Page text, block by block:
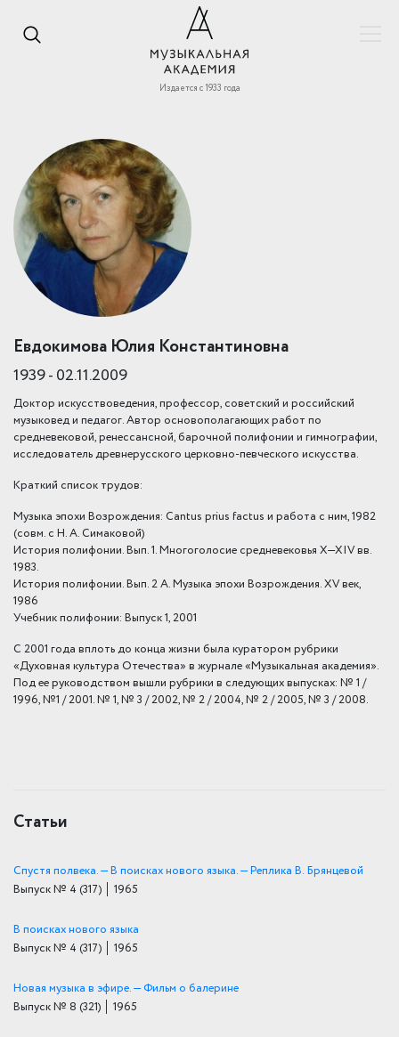
Издается с 1933 года
Евдокимова Юлия Константиновна
1939-02.11.2009
Доктор искусствоведения, профессор, советский и российский
музыковед и педагог. Автор основополагающих работ по
средневековой, ренессансной, барочной полифонии и гимнографии,
исследователь древнерусского церковно-певческого искусства.
Краткий список трудов:
Музыка эпохи Возрождения: Cantus prius factus и работа с ним, 1982
(совм. с Н. А. Симаковой)
История полифонии. Вып. 1. Многоголосие средневековья X—XIV вв.
1983.
История полифонии. Вып. 2 А. Музыка эпохи Возрождения. XV век,
1986
Учебник полифонии: Выпуск 1, 2001
С 2001 года вплоть до конца жизни была куратором рубрики
«Духовная культура Отечества» в журнале «Музыкальная академия».
Под ее руководством вышли рубрики в следующих выпусках: № 1 /
1996, №1 / 2001. № 1, № 3 / 2002, № 2 / 2004, № 2 / 2005, № 3 / 2008.
Статьи
Спустя полвека. — В поисках нового языка. — Реплика В. Брянцевой
Выпуск № 4 (317) │ 1965
В поисках нового языка
Выпуск № 4 (317) │ 1965
Новая музыка в эфире. — Фильм о балерине
Выпуск № 8 (321) │ 1965